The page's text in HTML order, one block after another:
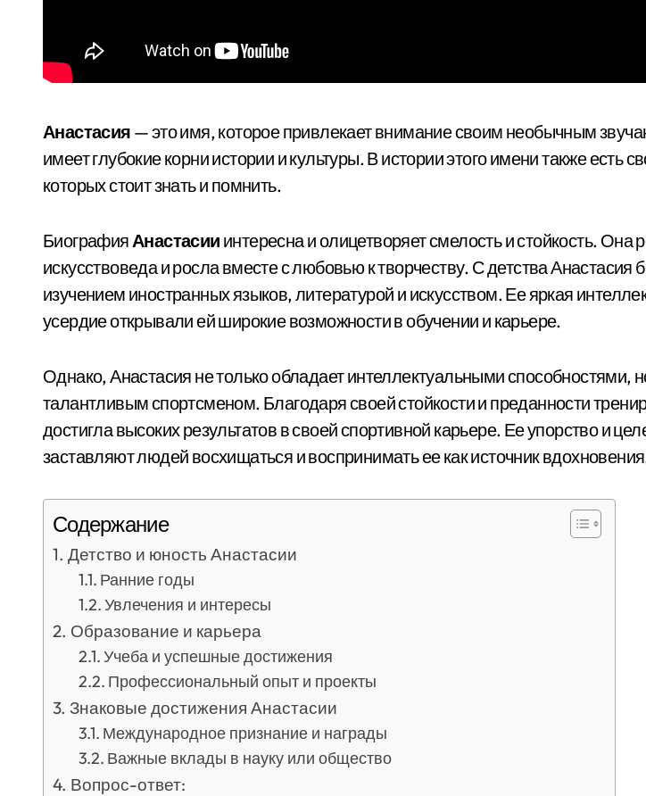
Анастасия — это имя, которое привлекает внимание своим необычным
имеет глубокие корни истории и культуры. В истории этого имени также есть
которых стоит знать и помнить.
БиографияАнастасии интересна и олицетворяет смелость и стойкость. Она
искусствоведа и росла вместе с любовью к творчеству. С детства Анастасия
изучением иностранных языков, литературой и искусством. Ее яркая
усердие открывали ей широкие возможности в обучении и карьере.
Однако, Анастасия не только обладает интеллектуальными способностями,
талантливым спортсменом. Благодаря своей стойкости и преданности
достигла высоких результатов в своей спортивной карьере. Ее упорство и
заставляют людей восхищаться и воспринимать ее как источник
Содержание
Детство и юность Анастасии
Ранние годы
Увлечения и интересы
Образование и карьера
Учеба и успешные достижения
Профессиональный опыт и проекты
Знаковые достижения Анастасии
Международное признание и награды
Важные вклады в науку или общество
Вопрос-ответ: